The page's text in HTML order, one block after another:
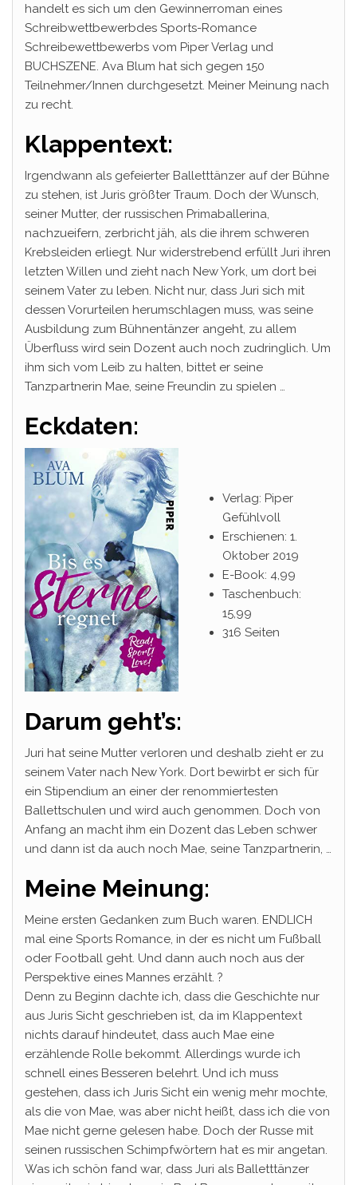
handelt es sich um den Gewinnerroman eines
Schreibwettbewerbdes Sports-Romance
Schreibewettbewerbs vom Piper Verlag und
BUCHSZENE. Ava Blum hat sich gegen 150
Teilnehmer/Innen durchgesetzt. Meiner Meinung nach
zu recht.
Klappentext:
Irgendwann als gefeierter Balletttänzer auf der Bühne
zu stehen, ist Juris größter Traum. Doch der Wunsch,
seiner Mutter, der russischen Primaballerina,
nachzueifern, zerbricht jäh, als die ihrem schweren
Krebsleiden erliegt. Nur widerstrebend erfüllt Juri ihren
letzten Willen und zieht nach New York, um dort bei
seinem Vater zu leben. Nicht nur, dass Juri sich mit
dessen Vorurteilen herumschlagen muss, was seine
Ausbildung zum Bühnentänzer angeht, zu allem
Überfluss wird sein Dozent auch noch zudringlich. Um
ihm sich vom Leib zu halten, bittet er seine
Tanzpartnerin Mae, seine Freundin zu spielen …
Eckdaten:
Verlag: Piper
Gefühlvoll
Erschienen: 1.
Oktober 2019
E-Book: 4,99
Taschenbuch:
15,99
316 Seiten
Darum geht’s:
Juri hat seine Mutter verloren und deshalb zieht er zu
seinem Vater nach New York. Dort bewirbt er sich für
ein Stipendium an einer der renommiertesten
Ballettschulen und wird auch genommen. Doch von
Anfang an macht ihm ein Dozent das Leben schwer
und dann ist da auch noch Mae, seine Tanzpartnerin, …
Meine Meinung:
Meine ersten Gedanken zum Buch waren. ENDLICH
mal eine Sports Romance, in der es nicht um Fußball
oder Football geht. Und dann auch noch aus der
Perspektive eines Mannes erzählt. ?
Denn zu Beginn dachte ich, dass die Geschichte nur
aus Juris Sicht geschrieben ist, da im Klappentext
nichts darauf hindeutet, dass auch Mae eine
erzählende Rolle bekommt. Allerdings wurde ich
schnell eines Besseren belehrt. Und ich muss
gestehen, dass ich Juris Sicht ein wenig mehr mochte,
als die von Mae, was aber nicht heißt, dass ich die von
Mae nicht gerne gelesen habe. Doch der Russe mit
seinen russischen Schimpfwörtern hat es mir angetan.
Was ich schön fand war, dass Juri als Balletttänzer